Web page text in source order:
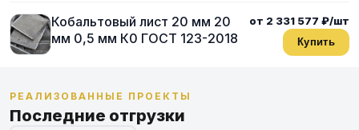
Кобальтовый лист 20 мм 20
мм 0,5 мм К0 ГОСТ 123-2018
от 2 331 577 ₽/шт
Купить
РЕАЛИЗОВАННЫЕ ПРОЕКТЫ
Последние отгрузки